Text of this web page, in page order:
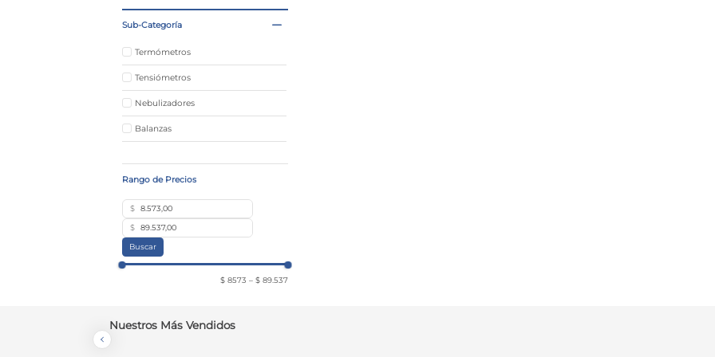
Sub-Categoría
Termómetros
Tensiómetros
Nebulizadores
Balanzas
$
$
Buscar
$ 8573 – $ 89.537
Nuestros Más Vendidos